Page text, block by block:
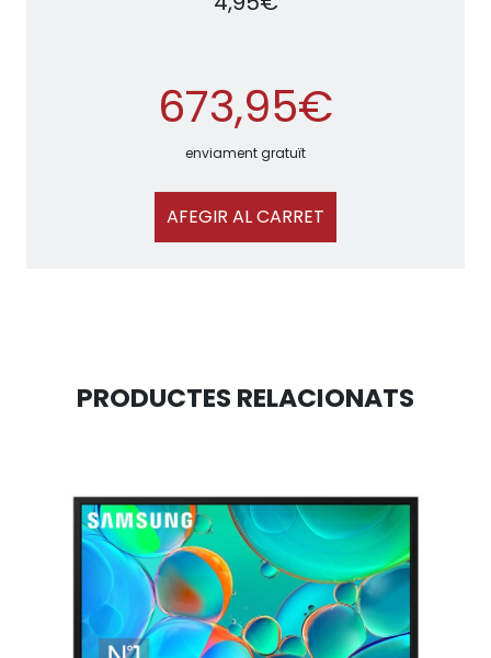
673,95€
enviament gratuït
AFEGIR AL CARRET
PRODUCTES RELACIONATS